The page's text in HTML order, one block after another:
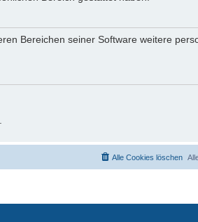
Bereichen seiner Software weitere
Alle Cookies löschen